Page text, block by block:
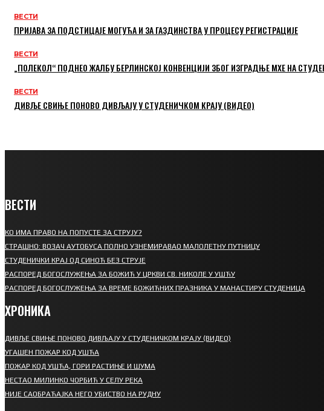
ВЕСТИ
ПРИЈАВА ЗА ПОДСТИЦАЈЕ МОГУЋА И ЗА ГАЗДИНСТВА У ПРОЦЕСУ РЕГИСТРАЦИЈЕ
ВЕСТИ
„ПОЛЕКОЛ“ ПОДНЕО ЖАЛБУ БЕРЛИНСКОЈ КОНВЕНЦИЈИ ЗБОГ ИЗГРАДЊЕ МХЕ НА
ВЕСТИ
ДИВЉЕ СВИЊЕ ПОНОВО ДИВЉАЈУ У СТУДЕНИЧКОМ КРАЈУ (ВИДЕО)
ВЕСТИ
КО ИМА ПРАВО НА ПОПУСТЕ ЗА СТРУЈУ?
СТРАШНО: ВОЗАЧ АУТОБУСА ПОЛНО УЗНЕМИРАВАО МАЛОЛЕТНУ ПУТНИЦУ
СТУДЕНИЧКИ КРАЈ ОД СИНОЋ БЕЗ СТРУЈЕ
РАСПОРЕД БОГОСЛУЖЕЊА ЗА БОЖИЋ У ЦРКВИ СВ. НИКОЛЕ У УШЋУ
РАСПОРЕД БОГОСЛУЖЕЊА ЗА ВРЕМЕ БОЖИЋНИХ ПРАЗНИКА У МАНАСТИРУ СТУДЕНИЦА
ХРОНИКА
ДИВЉЕ СВИЊЕ ПОНОВО ДИВЉАЈУ У СТУДЕНИЧКОМ КРАЈУ (ВИДЕО)
УГАШЕН ПОЖАР КОД УШЋА
ПОЖАР КОД УШЋА, ГОРИ РАСТИЊЕ И ШУМА
НЕСТАО МИЛИНКО ЧОРБИЋ У СЕЛУ РЕКА
НИЈЕ САОБРАЋАЈКА НЕГО УБИСТВО НА РУДНУ